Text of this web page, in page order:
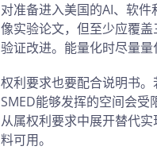
对准备进入美国的AI、软
像实验论文，但至少应覆
验证改进。能量化时尽量量
权利要求也要配合说明书
SMED能够发挥的空间会
从属权利要求中展开替代
料可用。